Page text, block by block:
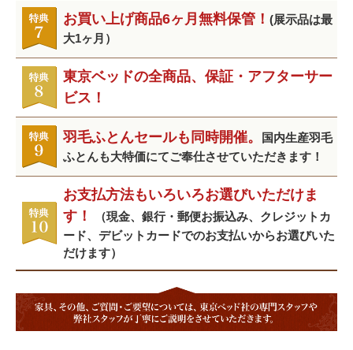
お買い上げ商品6ヶ月無料保管！ (展示品は最
大1ヶ月）
東京ベッドの全商品、保証・アフターサー
ビス！
羽毛ふとんセールも同時開催。
国内生産羽毛
ふとんも大特価にてご奉仕させていただきます！
お支払方法もいろいろお選びいただけま
す！
（現金、銀行・郵便お振込み、クレジットカ
ード、デビットカードでのお支払いからお選びいた
だけます）